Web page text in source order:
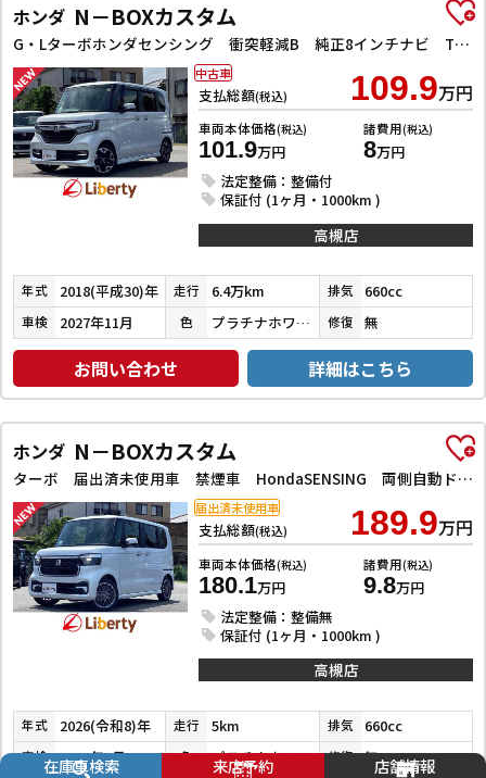
ホンダ N－BOXカスタム
G・Lターボホンダセンシング 衝突軽減B 純正8インチナビ TV Bluetooth対応 Bカメラ ビルドインETC 両側自動ドア アダプティブクルーズコントロール 革巻きステアリング パドルシフト LEDヘッドライト スマートキ
支払総額(税込) 109.9万円
車両本体価格(税込)
101.9万円
諸費用(税込)
8万円
法定整備：整備付
保証付 (1ヶ月・1000km )
中古車
高槻店
年式 2018(平成30)年 走行 6.4万km 排気 660cc
車検 2027年11月 色 プラチナホワイトパール 修復 無
お問い合わせ 詳細はこちら
ホンダ N－BOXカスタム
ターボ 届出済未使用車 禁煙車 HondaSENSING 両側自動ドア アダプティブクルーズコントロール 電子パーキング 革巻きステアリング パドルシフト 前席シートヒーター LEDヘッドライト スマートキー
支払総額(税込) 189.9万円
車両本体価格(税込)
180.1万円
諸費用(税込)
9.8万円
法定整備：整備無
保証付 (1ヶ月・1000km )
届出済未使用車
高槻店
年式 2026(令和8)年 走行 5km 排気 660cc
車検 2029年7月 色 プラチナホワイトパール 修復 無
在庫車検索 来店予約 店舗情報